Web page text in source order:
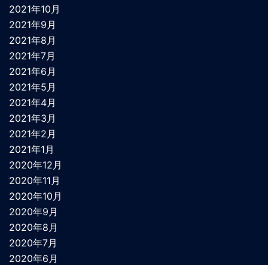
2021年10月
2021年9月
2021年8月
2021年7月
2021年6月
2021年5月
2021年4月
2021年3月
2021年2月
2021年1月
2020年12月
2020年11月
2020年10月
2020年9月
2020年8月
2020年7月
2020年6月